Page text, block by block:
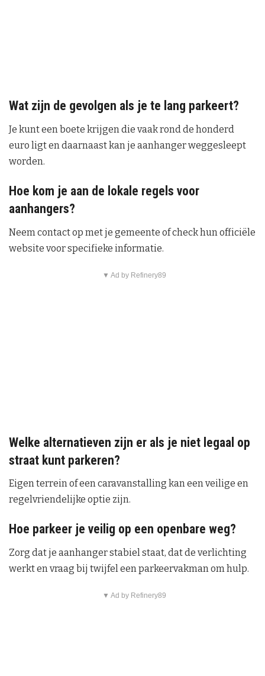
Wat zijn de gevolgen als je te lang parkeert?
Je kunt een boete krijgen die vaak rond de honderd
euro ligt en daarnaast kan je aanhanger weggesleept
worden.
Hoe kom je aan de lokale regels voor
aanhangers?
Neem contact op met je gemeente of check hun officiële
website voor specifieke informatie.
▼ Ad by Refinery89
Welke alternatieven zijn er als je niet legaal op
straat kunt parkeren?
Eigen terrein of een caravanstalling kan een veilige en
regelvriendelijke optie zijn.
Hoe parkeer je veilig op een openbare weg?
Zorg dat je aanhanger stabiel staat, dat de verlichting
werkt en vraag bij twijfel een parkeervakman om hulp.
▼ Ad by Refinery89